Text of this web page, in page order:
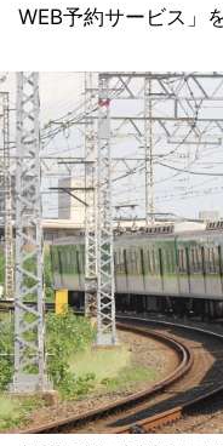
WEB予約サービス」